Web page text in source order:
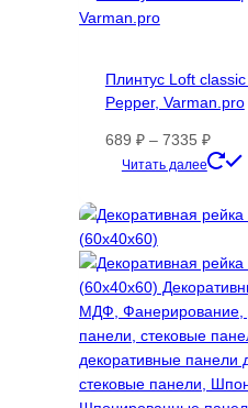
Плинтус Loft
Pepper, Varman.pro
689 ₽ – 7335 ₽
цен:
–
Читать далее